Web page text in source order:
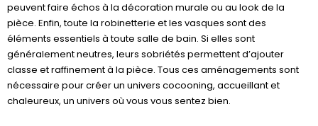
peuvent faire échos à la décoration murale ou au look de la
pièce. Enfin, toute la robinetterie et les vasques sont des
éléments essentiels à toute salle de bain. Si elles sont
généralement neutres, leurs sobriétés permettent d’ajouter
classe et raffinement à la pièce. Tous ces aménagements sont
nécessaire pour créer un univers cocooning, accueillant et
chaleureux, un univers où vous vous sentez bien.